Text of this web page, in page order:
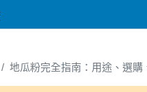
地瓜粉完全指南：用途、選購